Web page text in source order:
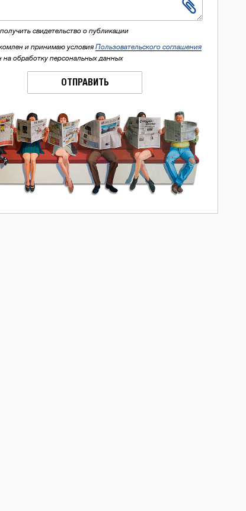
свидетельство о публикации
и принимаю условия Пользовательского соглашения
на обработку персональных данных
ОТПРАВИТЬ